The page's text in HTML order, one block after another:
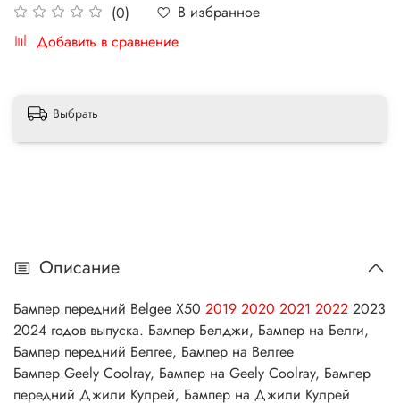
(0)
В избранное
Добавить в сравнение
Выбрать
Описание
Бампер передний Belgee X50 2019 2020 2021 2022 2023
2024 годов выпуска. Бампер Белджи, Бампер на Белги,
Бампер передний Белгее, Бампер на Велгее
Бампер Geely Coolray, Бампер на Geely Coolray, Бампер
передний Джили Кулрей, Бампер на Джили Кулрей